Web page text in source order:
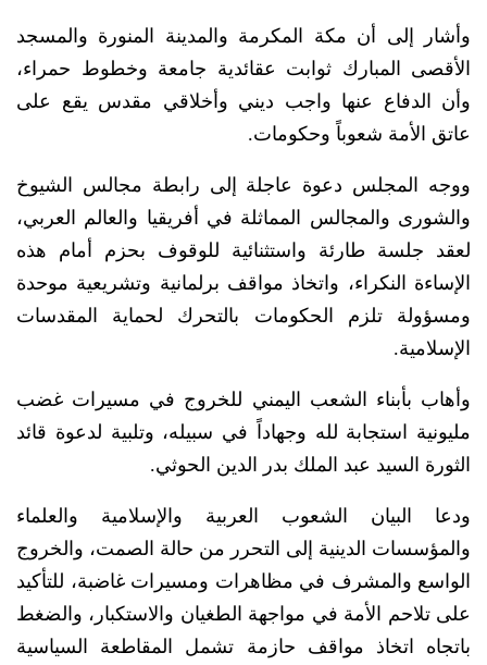
وأشار إلى أن مكة المكرمة والمدينة المنورة والمسجد
الأقصى المبارك ثوابت عقائدية جامعة وخطوط حمراء،
وأن الدفاع عنها واجب ديني وأخلاقي مقدس يقع على
عاتق الأمة شعوباً وحكومات.
ووجه المجلس دعوة عاجلة إلى رابطة مجالس الشيوخ
والشورى والمجالس المماثلة في أفريقيا والعالم العربي،
لعقد جلسة طارئة واستثنائية للوقوف بحزم أمام هذه
الإساءة النكراء، واتخاذ مواقف برلمانية وتشريعية موحدة
ومسؤولة تلزم الحكومات بالتحرك لحماية المقدسات
الإسلامية.
وأهاب بأبناء الشعب اليمني للخروج في مسيرات غضب
مليونية استجابة لله وجهاداً في سبيله، وتلبية لدعوة قائد
الثورة السيد عبد الملك بدر الدين الحوثي.
ودعا البيان الشعوب العربية والإسلامية والعلماء
والمؤسسات الدينية إلى التحرر من حالة الصمت، والخروج
الواسع والمشرف في مظاهرات ومسيرات غاضبة، للتأكيد
على تلاحم الأمة في مواجهة الطغيان والاستكبار، والضغط
باتجاه اتخاذ مواقف حازمة تشمل المقاطعة السياسية